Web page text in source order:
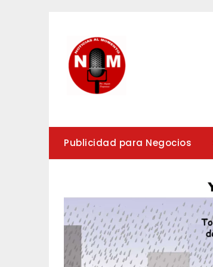
Publicidad para Negocios